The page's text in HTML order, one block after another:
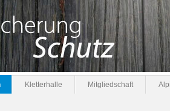
Kletterhalle Mitgliedschaft